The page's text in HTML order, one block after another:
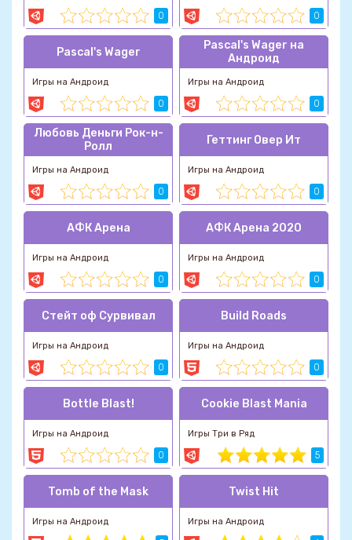
0 0
Pascal's Wager
Игры на Андроид
0
Pascal's Wager на
Андроид
Игры на Андроид
0
Любовь Деньги Рок-н-
Ролл
Игры на Андроид
0
Геттинг Овер Ит
Игры на Андроид
0
АФК Арена
Игры на Андроид
0
АФК Арена 2020
Игры на Андроид
0
Стейт оф Сурвивал
Игры на Андроид
0
Build Roads
Игры на Андроид
0
Bottle Blast!
Игры на Андроид
0
Cookie Blast Mania
Игры Три в Ряд
5
Tomb of the Mask
Игры на Андроид
Twist Hit
Игры на Андроид